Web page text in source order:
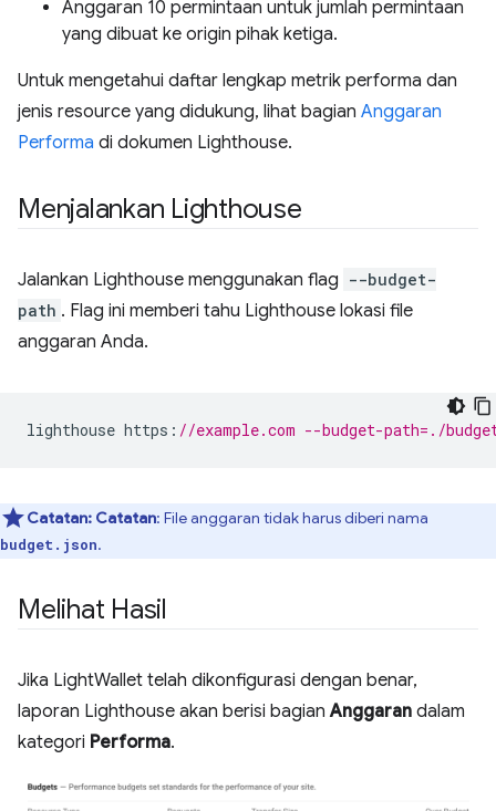
Anggaran 10 permintaan untuk jumlah permintaan
yang dibuat ke origin pihak ketiga.
Untuk mengetahui daftar lengkap metrik performa dan
jenis resource yang didukung, lihat bagian Anggaran
Performa di dokumen Lighthouse.
Menjalankan Lighthouse
Jalankan Lighthouse menggunakan flag --budget-
path . Flag ini memberi tahu Lighthouse lokasi file
anggaran Anda.
lighthouse https : //example.com --budget-path=./
Catatan: Catatan: File anggaran tidak harus diberi nama
budget.json.
Melihat Hasil
Jika LightWallet telah dikonfigurasi dengan benar,
laporan Lighthouse akan berisi bagianAnggaran dalam
kategori Performa.